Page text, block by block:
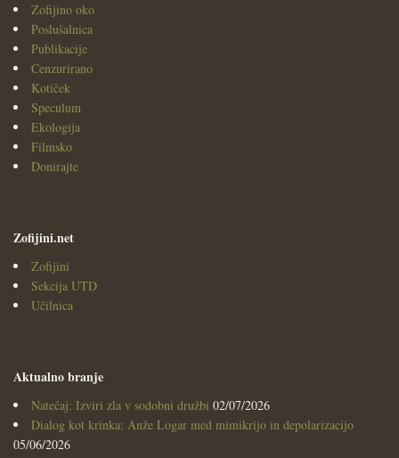
Zofijino oko
Poslušalnica
Publikacije
Cenzurirano
Kotiček
Speculum
Ekologija
Filmsko
Donirajte
Zofijini.net
Zofijini
Sekcija UTD
Učilnica
Aktualno branje
Natečaj: Izviri zla v sodobni družbi 02/07/2026
Dialog kot krinka: Anže Logar med mimikrijo in depolarizacijo
05/06/2026